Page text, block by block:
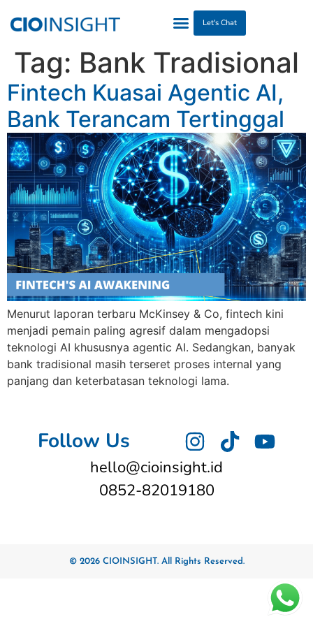
Let's Chat
Tag: Bank Tradisional
Fintech Kuasai Agentic AI,
Bank Terancam Tertinggal
Menurut laporan terbaru McKinsey & Co, fintech kini
menjadi pemain paling agresif dalam mengadopsi
teknologi AI khususnya agentic AI. Sedangkan, banyak
bank tradisional masih terseret proses internal yang
panjang dan keterbatasan teknologi lama.
Follow Us
hello@cioinsight.id
0852-82019180
© 2026 CIOINSIGHT. All Rights Reserved.